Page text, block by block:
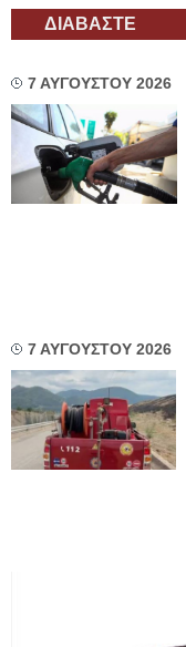
ΔΙΑΒΑΣΤΕ
7 ΑΥΓΟΥΣΤΟΥ 2026
7 ΑΥΓΟΥΣΤΟΥ 2026